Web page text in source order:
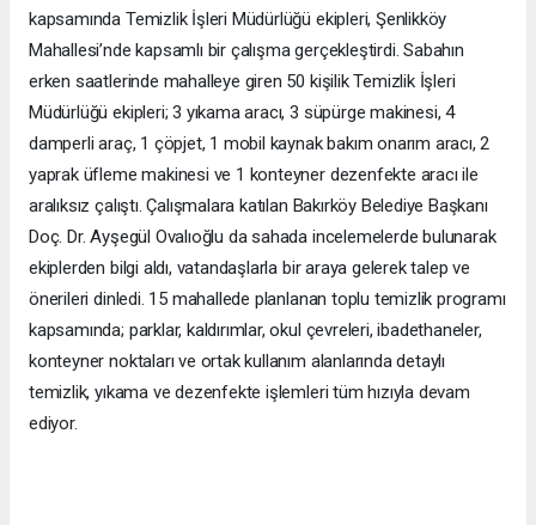
kapsamında Temizlik İşleri Müdürlüğü ekipleri, Şenlikköy
Mahallesi’nde kapsamlı bir çalışma gerçekleştirdi. Sabahın
erken saatlerinde mahalleye giren 50 kişilik Temizlik İşleri
Müdürlüğü ekipleri; 3 yıkama aracı, 3 süpürge makinesi, 4
damperli araç, 1 çöpjet, 1 mobil kaynak bakım onarım aracı, 2
yaprak üfleme makinesi ve 1 konteyner dezenfekte aracı ile
aralıksız çalıştı. Çalışmalara katılan Bakırköy Belediye Başkanı
Doç. Dr. Ayşegül Ovalıoğlu da sahada incelemelerde bulunarak
ekiplerden bilgi aldı, vatandaşlarla bir araya gelerek talep ve
önerileri dinledi. 15 mahallede planlanan toplu temizlik programı
kapsamında; parklar, kaldırımlar, okul çevreleri, ibadethaneler,
konteyner noktaları ve ortak kullanım alanlarında detaylı
temizlik, yıkama ve dezenfekte işlemleri tüm hızıyla devam
ediyor.